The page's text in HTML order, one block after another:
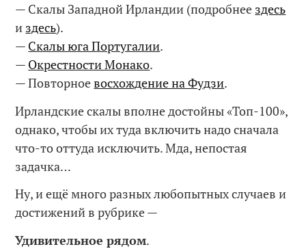
— Скалы Западной Ирландии (подробнее здесь
и здесь).
— Скалы юга Португалии.
— Окрестности Монако.
— Повторноевосхождение на Фудзи.
Ирландские скалы вполне достойны «Топ-100»,
однако, чтобы их туда включить надо сначала
что-то оттуда исключить. Мда, непостая
задачка…
Ну, и ещё много разных любопытных случаев и
достижений в рубрике —
Удивительное рядом.